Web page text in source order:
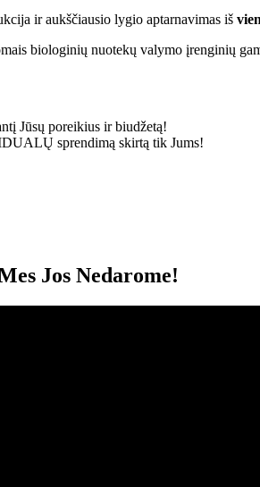
ir aukščiausio lygio aptarnavimas iš
biologinių nuotekų valymo įrenginių
Jūsų poreikius ir biudžetą!
sprendimą skirtą tik Jums!
Jos Nedarome!